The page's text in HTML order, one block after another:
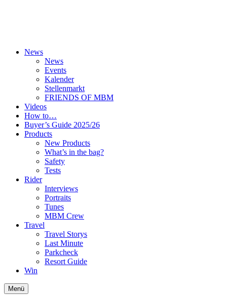
News
News
Events
Kalender
Stellenmarkt
FRIENDS OF MBM
Videos
How to…
Buyer’s Guide 2025/26
Products
New Products
What’s in the bag?
Safety
Tests
Rider
Interviews
Portraits
Tunes
MBM Crew
Travel
Travel Storys
Last Minute
Parkcheck
Resort Guide
Win
Menü